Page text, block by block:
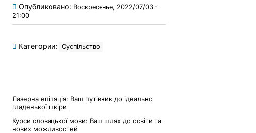
Опубликовано: Воскресенье, 2022/07/03 -
21:00
Категории: Суспільство
Лазерна епіляція: Ваш путівник до ідеально
гладенької шкіри
Курси словацької мови: Ваш шлях до освіти та
нових можливостей